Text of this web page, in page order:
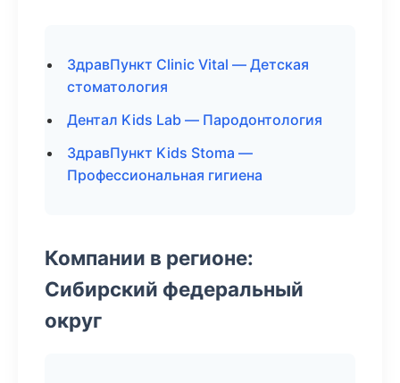
ЗдравПункт Clinic Vital — Детская
стоматология
Дентал Kids Lab — Пародонтология
ЗдравПункт Kids Stoma —
Профессиональная гигиена
Компании в регионе:
Сибирский федеральный
округ